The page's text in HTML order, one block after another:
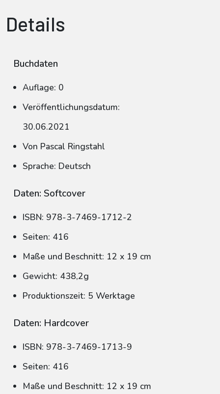
Details
Buchdaten
Auflage: 0
Veröffentlichungsdatum:
30.06.2021
Von Pascal Ringstahl
Sprache: Deutsch
Daten: Softcover
ISBN: 978-3-7469-1712-2
Seiten: 416
Maße und Beschnitt: 12 x 19 cm
Gewicht: 438,2g
Produktionszeit: 5 Werktage
Daten: Hardcover
ISBN: 978-3-7469-1713-9
Seiten: 416
Maße und Beschnitt: 12 x 19 cm